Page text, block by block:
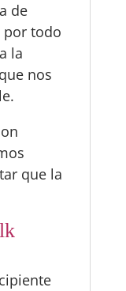
de
por todo
la
nos
que la